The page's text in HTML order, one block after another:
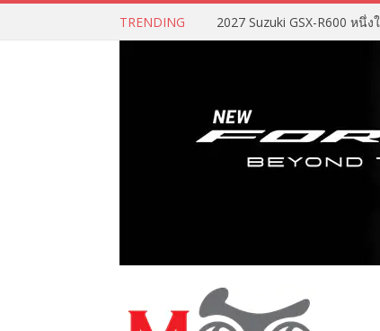
TRENDING 2027 Suzuki GSX-R600 หนึ่